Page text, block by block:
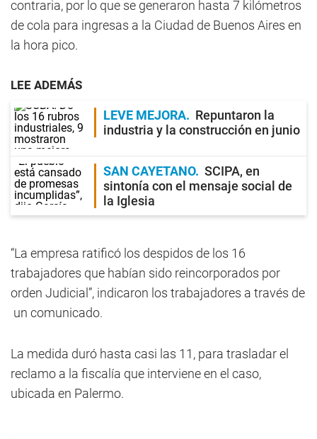
contraria, por lo que se generaron hasta 7 kilómetros
de cola para ingresas a la Ciudad de Buenos Aires en
la hora pico.
LEE ADEMÁS
LEVE MEJORA
Repuntaron la
industria y la construcción en junio
SAN CAYETANO
SCIPA, en
sintonía con el mensaje social de
la Iglesia
“La empresa ratificó los despidos de los 16
trabajadores que habían sido reincorporados por
orden Judicial”, indicaron los trabajadores a través de
un comunicado.
La medida duró hasta casi las 11, para trasladar el
reclamo a la fiscalía que interviene en el caso,
ubicada en Palermo.